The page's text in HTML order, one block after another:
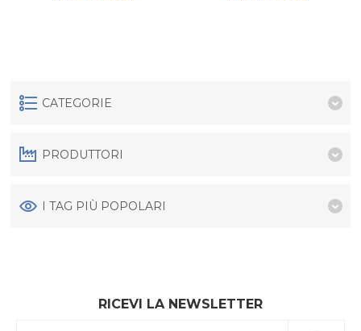
CATEGORIE
PRODUTTORI
I TAG PIÙ POPOLARI
RICEVI LA NEWSLETTER